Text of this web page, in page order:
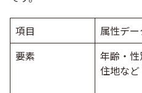
項目 属性デー
要素
年齢・
住地など